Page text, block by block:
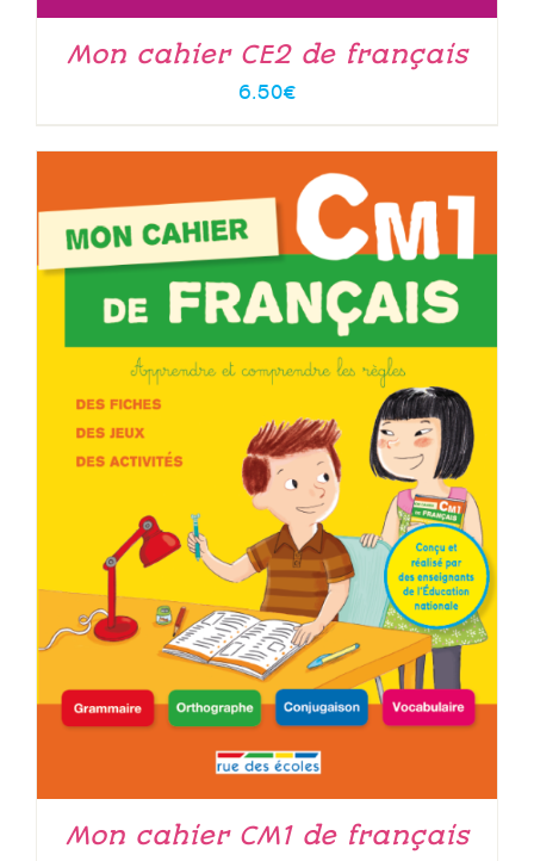
Mon cahier CE2 de français
6.50€
Mon cahier CM1 de français